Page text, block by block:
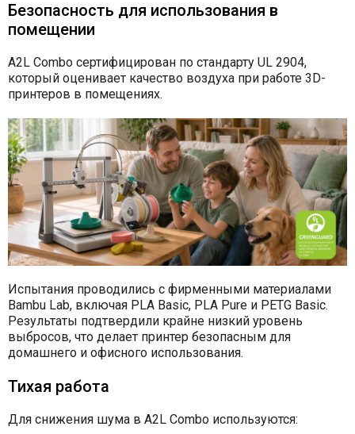
Безопасность для использования в
помещении
A2L Combo сертифицирован по стандарту UL 2904,
который оценивает качество воздуха при работе 3D-
принтеров в помещениях.
Испытания проводились с фирменными материалами
Bambu Lab, включая PLA Basic, PLA Pure и PETG Basic.
Результаты подтвердили крайне низкий уровень
выбросов, что делает принтер безопасным для
домашнего и офисного использования.
Тихая работа
Для снижения шума в A2L Combo используются: